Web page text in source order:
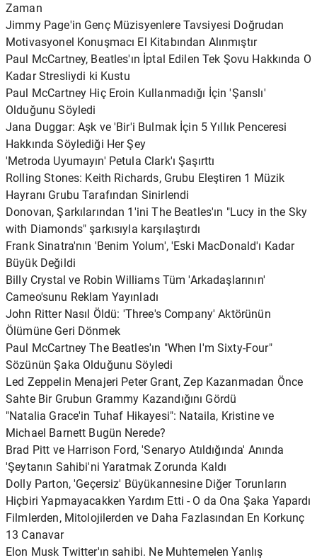
Zaman
Jimmy Page'in Genç Müzisyenlere Tavsiyesi Doğrudan
Motivasyonel Konuşmacı El Kitabından Alınmıştır
Paul McCartney, Beatles'ın İptal Edilen Tek Şovu Hakkında O
Kadar Stresliydi ki Kustu
Paul McCartney Hiç Eroin Kullanmadığı İçin 'Şanslı'
Olduğunu Söyledi
Jana Duggar: Aşk ve 'Bir'i Bulmak İçin 5 Yıllık Penceresi
Hakkında Söylediği Her Şey
'Metroda Uyumayın' Petula Clark'ı Şaşırttı
Rolling Stones: Keith Richards, Grubu Eleştiren 1 Müzik
Hayranı Grubu Tarafından Sinirlendi
Donovan, Şarkılarından 1'ini The Beatles'ın "Lucy in the Sky
with Diamonds" şarkısıyla karşılaştırdı
Frank Sinatra'nın 'Benim Yolum', 'Eski MacDonald'ı Kadar
Büyük Değildi
Billy Crystal ve Robin Williams Tüm 'Arkadaşlarının'
Cameo'sunu Reklam Yayınladı
John Ritter Nasıl Öldü: 'Three's Company' Aktörünün
Ölümüne Geri Dönmek
Paul McCartney The Beatles'ın "When I'm Sixty-Four"
Sözünün Şaka Olduğunu Söyledi
Led Zeppelin Menajeri Peter Grant, Zep Kazanmadan Önce
Sahte Bir Grubun Grammy Kazandığını Gördü
"Natalia Grace'in Tuhaf Hikayesi": Nataila, Kristine ve
Michael Barnett Bugün Nerede?
Brad Pitt ve Harrison Ford, 'Senaryo Atıldığında' Anında
'Şeytanın Sahibi'ni Yaratmak Zorunda Kaldı
Dolly Parton, 'Geçersiz' Büyükannesine Diğer Torunların
Hiçbiri Yapmayacakken Yardım Etti - O da Ona Şaka Yapardı
Filmlerden, Mitolojilerden ve Daha Fazlasından En Korkunç
13 Canavar
Elon Musk Twitter'ın sahibi. Ne Muhtemelen Yanlış